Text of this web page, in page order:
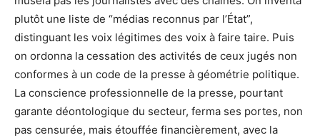
plutôt une liste de “médias reconnus par l’État”,
distinguant les voix légitimes des voix à faire taire. Puis
on ordonna la cessation des activités de ceux jugés non
conformes à un code de la presse à géométrie politique.
La conscience professionnelle de la presse, pourtant
garante déontologique du secteur, ferma ses portes, non
pas censurée, mais étouffée financièrement, avec la